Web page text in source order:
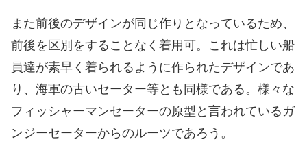
また前後のデザインが同じ作りとなっているため、
前後を区別をすることなく着用可。これは忙しい船
員達が素早く着られるように作られたデザインであ
り、海軍の古いセーター等とも同様である。様々な
フィッシャーマンセーターの原型と言われているガ
ンジーセーターからのルーツであろう。